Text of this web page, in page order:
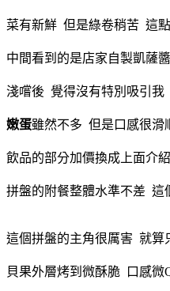
菜有新鮮 但是綠卷稍苦 這
中間看到的是店家自製凱薩
淺嚐後 覺得沒有特別吸引我
嫩蛋雖然不多 但是口感很滑
飲品的部分加價換成上面介
拼盤的附餐整體水準不差 這
這個拼盤的主角很厲害 就
貝果外層烤到微酥脆 口感